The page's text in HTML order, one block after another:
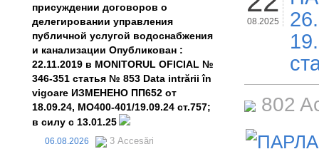
присуждении договоров о
делегировании управления
публичной услугой водоснабжения
и канализации Опубликован :
22.11.2019 в MONITORUL OFICIAL №
346-351 статья № 853 Data intrării în
vigoare ИЗМЕНЕНО ПП652 от
18.09.24, MO400-401/19.09.24 ст.757;
в силу с 13.01.25
06.08.2026 3 Accesări
08.2025
802